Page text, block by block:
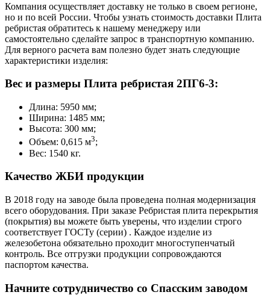
Компания осуществляет доставку не только в своем регионе,
но и по всей России. Чтобы узнать стоимость доставки Плита
ребристая обратитесь к нашему менеджеру или
самостоятельно сделайте запрос в транспортную компанию.
Для верного расчета вам полезно будет знать следующие
характеристики изделия:
Вес и размеры Плита ребристая 2ПГ6-3:
Длина: 5950 мм;
Ширина: 1485 мм;
Высота: 300 мм;
Объем: 0,615 м3;
Вес: 1540 кг.
Качество ЖБИ продукции
В 2018 году на заводе была проведена полная модернизация
всего оборудования. При заказе Ребристая плита перекрытия
(покрытия) вы можете быть уверены, что изделии строго
соответствует ГОСТу (серии) . Каждое изделие из
железобетона обязательно проходит многоступенчатый
контроль. Все отгрузки продукции сопровождаются
паспортом качества.
Начните сотрудничество со Cпасским заводом